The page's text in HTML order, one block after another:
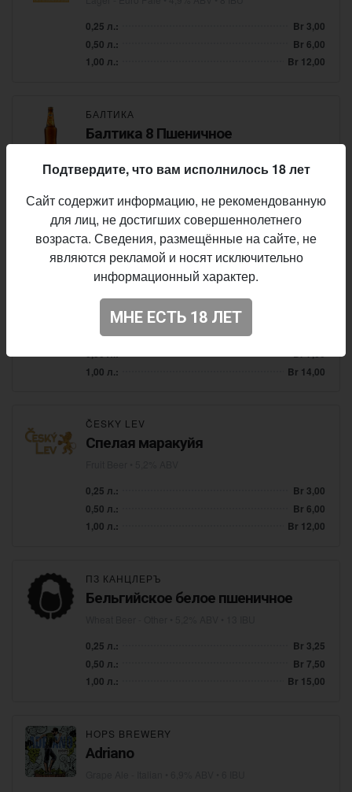
0,25 л.:
Br 3,00
0,50 л.:
Br 6,00
1,00 л.:
Br 12,00
БАЛТИКА
Балтика 8 Пшеничное
0,25 л.:
0,50 л.:
Br 7,00
1,00 л.:
Br 14,00
BIERSTAAT
Cloud Dancer
Lager - Helles • 4,4% ABV • 15 IBU
0,25 л.:
0,50 л.:
Br 7,00
1,00 л.:
Br 14,00
ČESKY LEV
Спелая маракуйя
0,25 л.:
Br 3,00
0,50 л.:
Br 6,00
1,00 л.:
Br 12,00
ПЗ КАНЦЛЕРЪ
Бельгийское белое пшеничное
0,25 л.:
Br 3,25
0,50 л.:
Br 7,50
1,00 л.:
Br 15,00
HOPS BREWERY
Adriano
Подтвердите, что вам исполнилось 18 лет
Сайт содержит информацию, не рекомендованную
для лиц, не достигших совершеннолетнего
возраста. Сведения, размещённые на сайте, не
являются рекламой и носят исключительно
информационный характер.
МНЕ ЕСТЬ 18 ЛЕТ